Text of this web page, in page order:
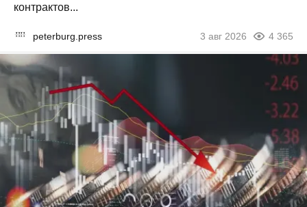
контрактов...
peterburg.press 3 авг 2026 4 365